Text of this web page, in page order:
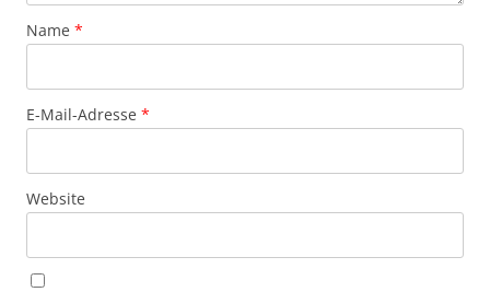
Name *
E-Mail-Adresse *
Website